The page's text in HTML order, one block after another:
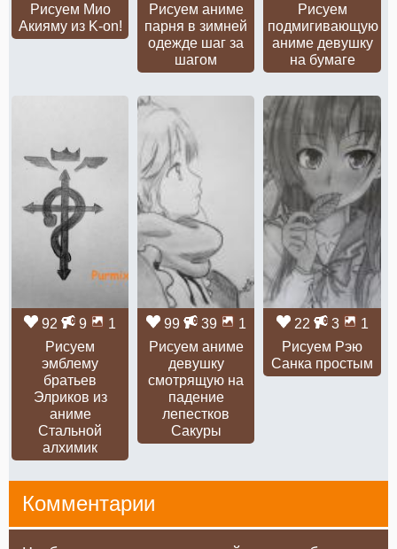
Рисуем Мио
Акияму из K-on!
Рисуем аниме
парня в зимней
одежде шаг за
шагом
Рисуем
подмигивающую
аниме девушку
на бумаге
92 9
1
Рисуем
эмблему
братьев
Элриков из
аниме
Стальной
алхимик
99 39
1
Рисуем аниме
девушку
смотрящую на
падение
лепестков
Сакуры
22 3
1
Рисуем Рэю
Санка простым
Комментарии